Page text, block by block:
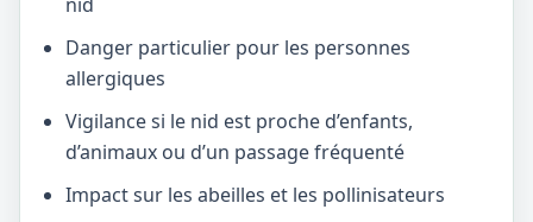
Danger particulier pour les personnes
allergiques
Vigilance si le nid est proche d’enfants,
d’animaux ou d’un passage fréquenté
Impact sur les abeilles et les pollinisateurs